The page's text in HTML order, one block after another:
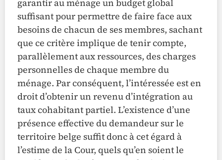
garantir au ménage un budget global
suffisant pour permettre de faire face aux
besoins de chacun de ses membres, sachant
que ce critère implique de tenir compte,
parallèlement aux ressources, des charges
personnelles de chaque membre du
ménage. Par conséquent, l’intéressée est en
droit d’obtenir un revenu d’intégration au
taux cohabitant partiel. L’existence d’une
présence effective du demandeur sur le
territoire belge suffit donc à cet égard à
l’estime de la Cour, quels qu’en soient le